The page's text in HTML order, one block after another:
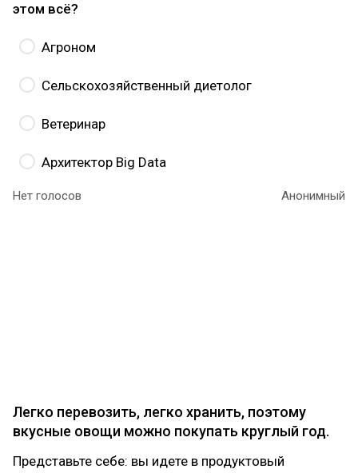
этом всё?
Агроном
Сельскохозяйственный диетолог
Ветеринар
Архитектор Big Data
Нет голосов Анонимный
Легко перевозить, легко хранить, поэтому
вкусные овощи можно покупать круглый год.
Представьте себе: вы идете в продуктовый